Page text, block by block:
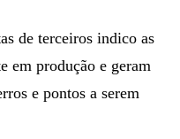
de terceiros indico as
em produção e geram
e pontos a serem